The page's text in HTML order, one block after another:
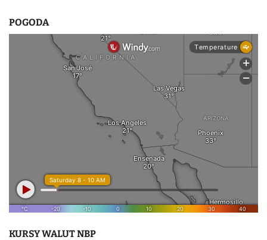
POGODA
KURSY WALUT NBP